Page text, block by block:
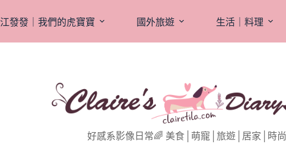
江發發｜我們的虎寶寶 國外旅遊 生活｜料理
好感系影像日常🌈 美食│萌寵│旅遊│居家│時尚